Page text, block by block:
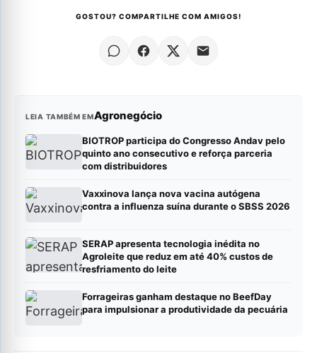
GOSTOU? COMPARTILHE COM AMIGOS!
LEIA TAMBÉM EMAgronegócio
BIOTROP participa do Congresso Andav pelo
quinto ano consecutivo e reforça parceria
com distribuidores
Vaxxinova lança nova vacina autógena
contra a influenza suína durante o SBSS 2026
SERAP apresenta tecnologia inédita no
Agroleite que reduz em até 40% custos de
resfriamento do leite
Forrageiras ganham destaque no BeefDay
para impulsionar a produtividade da pecuária